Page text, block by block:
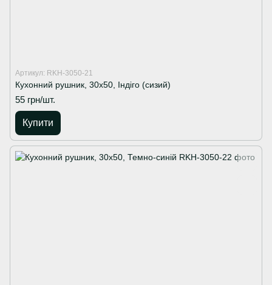
Артикул: RKH-3050-21
Кухонний рушник, 30х50, Індіго (сизий)
55 грн/шт.
Купити